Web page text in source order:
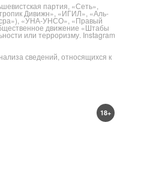
партия, «Сеть»,
Дивижн», «ИГИЛ», «Аль-
«УНА-УНСО», «Правый
движение «Штабы
или терроризму. Instagram
сведений, относящихся к
18+